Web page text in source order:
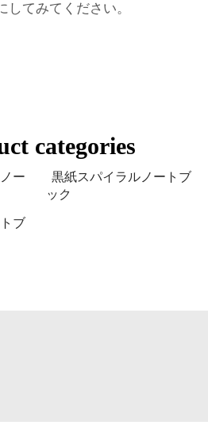
してみてください。
categories
ー
黒紙スパイラルノートブ
ック
ブ